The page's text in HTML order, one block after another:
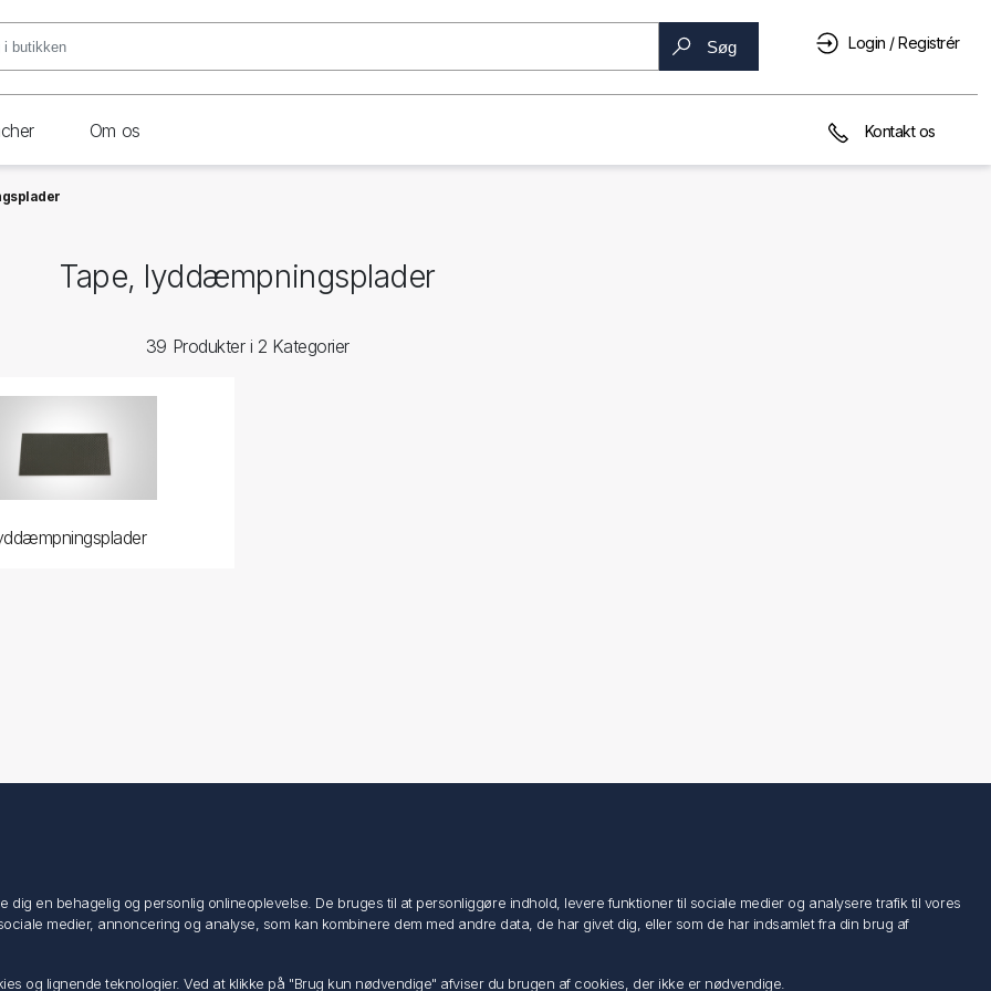
Søg Login / Registrér
Om os Kontakt os
Tape, lyddæmpningsplader
39 Produkter i 2 Kategorier
Ordrer
en behagelig og personlig onlineoplevelse. De bruges til at personliggøre indhold, levere funktioner til sociale medier og analysere trafik til vores
medier, annoncering og analyse, som kan kombinere dem med andre data, de har givet dig, eller som de har indsamlet fra din brug af
og lignende teknologier. Ved at klikke på "Brug kun nødvendige" afviser du brugen af cookies, der ikke er nødvendige.